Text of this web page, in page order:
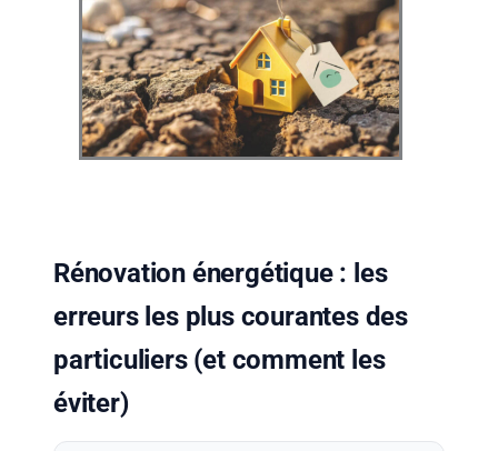
Rénovation énergétique : les
erreurs les plus courantes des
particuliers (et comment les
éviter)